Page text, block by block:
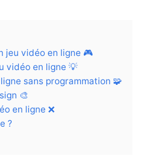
jeu vidéo en ligne 🎮
vidéo en ligne 💡
sans programmation 🧩
🎨
en ligne ❌
?